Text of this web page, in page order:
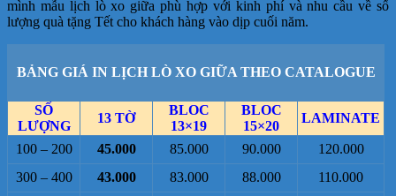
mình mẫu lịch lò xo giữa phù hợp với kinh phí và nhu cầu về số
lượng quà tặng Tết cho khách hàng vào dịp cuối năm.
BẢNG GIÁ IN LỊCH LÒ XO GIỮA THEO CATALOGUE
SỐ
LƯỢNG
13 TỜ
BLOC
13×19
BLOC
15×20
LAMINATE
100 – 200 45.000 85.000 90.000
120.000
300 – 400
43.000 83.000 88.000
110.000